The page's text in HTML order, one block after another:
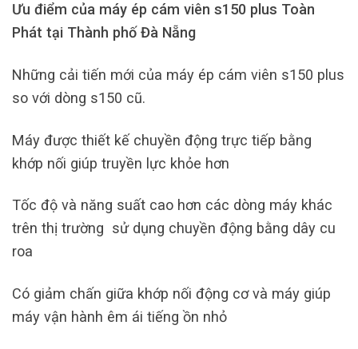
Ưu điểm của máy ép cám viên s150 plus Toàn
Phát tại Thành phố Đà Nẵng
Những cải tiến mới của máy ép cám viên s150 plus
so với dòng s150 cũ.
Máy được thiết kế chuyền động trực tiếp bằng
khớp nối giúp truyền lực khỏe hơn
Tốc độ và năng suất cao hơn các dòng máy khác
trên thị trường sử dụng chuyền động bằng dây cu
roa
Có giảm chấn giữa khớp nối động cơ và máy giúp
máy vận hành êm ái tiếng ồn nhỏ